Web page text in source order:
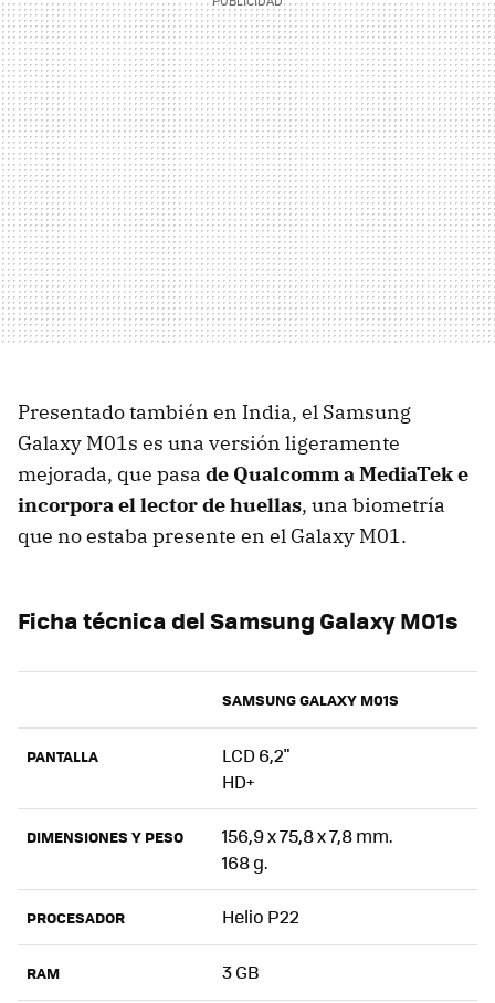
Presentado también en India, el Samsung
Galaxy M01s es una versión ligeramente
mejorada, que pasa de Qualcomm a MediaTek e
incorpora el lector de huellas, una biometría
que no estaba presente en el Galaxy M01.
Ficha técnica del Samsung Galaxy M01s
SAMSUNG GALAXY M01S
PANTALLA
LCD 6,2"
HD+
DIMENSIONES Y PESO
156,9 x 75,8 x 7,8 mm.
168 g.
PROCESADOR Helio P22
RAM 3 GB